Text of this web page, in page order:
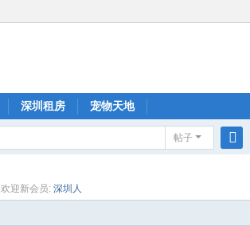
深圳租房 宠物天地
帖子
欢迎新会员:深圳人